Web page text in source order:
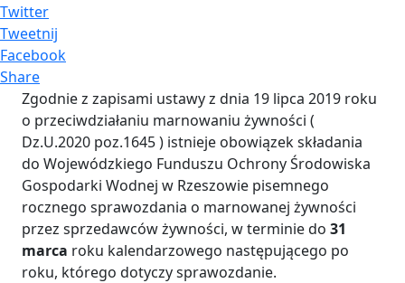
Twitter
Tweetnij
Facebook
Share
Zgodnie z zapisami ustawy z dnia 19 lipca 2019 roku
o przeciwdziałaniu marnowaniu żywności (
Dz.U.2020 poz.1645 ) istnieje obowiązek składania
do Wojewódzkiego Funduszu Ochrony Środowiska
Gospodarki Wodnej w Rzeszowie pisemnego
rocznego sprawozdania o marnowanej żywności
przez sprzedawców żywności, w terminie do 31
marca roku kalendarzowego następującego po
roku, którego dotyczy sprawozdanie.